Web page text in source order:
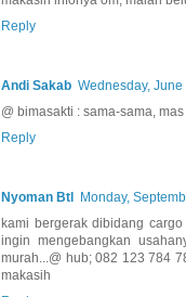
Reply
Andi Sakab Wednesday, June
@ bimasakti : sama-sama, mas
Reply
Nyoman Btl Monday,
kami bergerak dibidang
ingin mengebangkan
murah...@ hub; 082 123 784
makasih